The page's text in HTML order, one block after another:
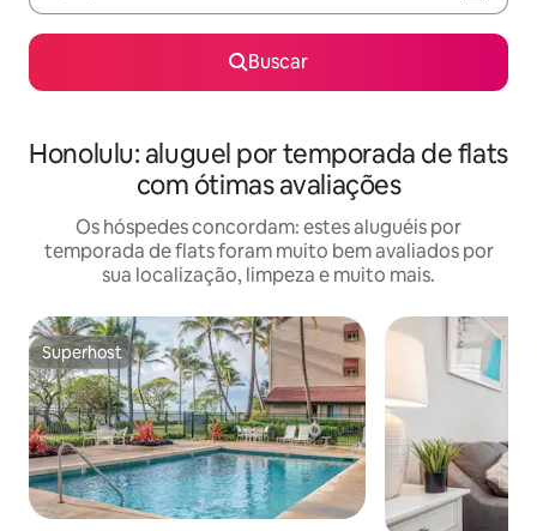
Buscar
Honolulu: aluguel por temporada de flats
com ótimas avaliações
Os hóspedes concordam: estes aluguéis por
temporada de flats foram muito bem avaliados por
sua localização, limpeza e muito mais.
Superhost
Superhost